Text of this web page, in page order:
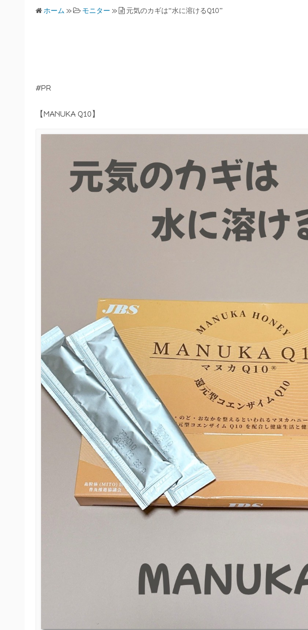
ホーム » モニター » 元気のカギは“水に溶けるQ10”
#PR
【MANUKA Q10】